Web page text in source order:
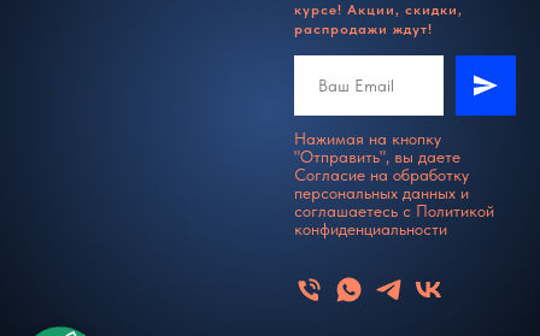
курсе! Акции, скидки,
распродажи ждут!
Нажимая на кнопку
"Отправить", вы даете
Согласие на обработку
персональных данных и
соглашаетесь c Политикой
конфиденциальности